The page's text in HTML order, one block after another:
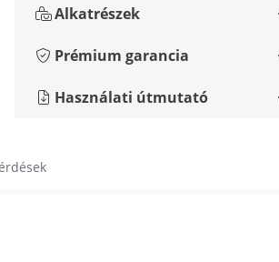
Alkatrészek
Prémium garancia
Használati útmutató